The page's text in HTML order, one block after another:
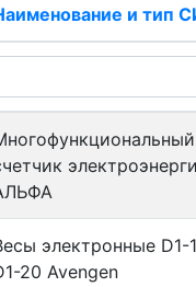
и тип
электронные D1-
20 Avengen